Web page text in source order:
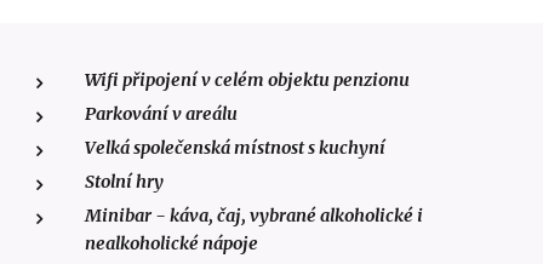
Wifi připojení v celém objektu penzionu
Parkování v areálu
Velká společenská místnost s kuchyní
Stolní hry
Minibar - káva, čaj, vybrané alkoholické i
nealkoholické nápoje